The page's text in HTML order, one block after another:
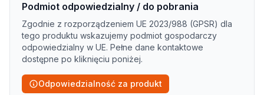
Podmiot odpowiedzialny / do pobrania
Zgodnie z rozporządzeniem UE 2023/988 (GPSR) dla
tego produktu wskazujemy podmiot gospodarczy
odpowiedzialny w UE. Pełne dane kontaktowe
dostępne po kliknięciu poniżej.
Odpowiedzialność za produkt